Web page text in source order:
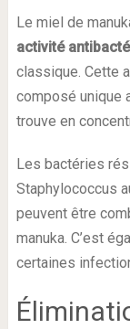
Le miel de
activité
classique. Cette
composé unique
trouve en
Les bactéries
Staphylococcus
peuvent être
manuka. C’est
certaines